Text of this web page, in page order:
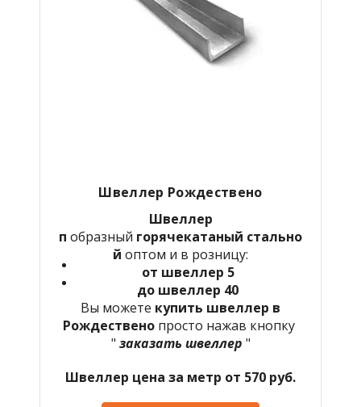
Швеллер Рождествено
Швеллер
п образный горячекатаный стально
й оптом и в розницу:
от швеллер 5
до швеллер 40
Вы можете купить швеллер в
Рождествено просто нажав кнопку
" заказать швеллер "
Швеллер цена за метр от 570 руб.